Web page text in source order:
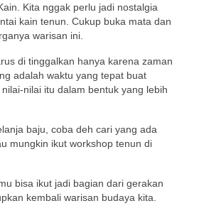
Kita nggak perlu jadi nostalgia
kain tenun. Cukup buka mata dan
warisan ini.
di tinggalkan hanya karena zaman
adalah waktu yang tepat buat
nilai itu dalam bentuk yang lebih
baju, coba deh cari yang ada
mungkin ikut workshop tenun di
bisa ikut jadi bagian dari gerakan
kembali warisan budaya kita.